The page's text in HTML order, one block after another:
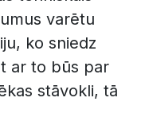
varētu
ko sniedz
ar to būs par
stāvokli, tā